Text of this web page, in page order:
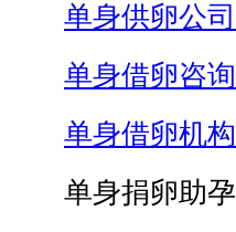
单身供卵公司
单身借卵咨询
单身借卵机构
单身捐卵助孕